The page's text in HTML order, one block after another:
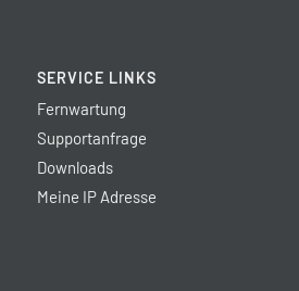
SERVICE LINKS
Fernwartung
Supportanfrage
Downloads
Meine IP Adresse